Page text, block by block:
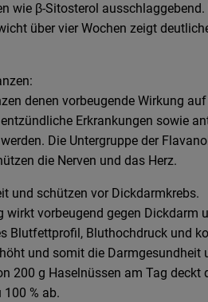
wie β-Sitosterol ausschlaggebend.
über vier Wochen zeigt
denen vorbeugende Wirkung
Erkrankungen sowie
Die Untergruppe der
die Nerven und das Herz.
und schützen vor Dickdarmkrebs.
vorbeugend gegen Dickdarm
Blutfettprofil, Bluthochdruck und
und somit die Darmgesundheit
200 g Haselnüssen am Tag deckt
% ab.